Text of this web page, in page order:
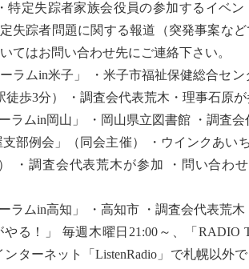
・特定失踪者家族会役員の参加するイベ
失踪者問題に関する報道（突発事案な
はお問い合わせ先にご連絡下さい。
ラムin米子」 ・米子市福祉保健総合セ
徒歩3分） ・調査会代表荒木・理事石原
ラムin岡山」 ・岡山県立図書館 ・調査会
部例会」（同会主催） ・ウインクあ
） ・調査会代表荒木が参加 ・問い合
ラムin高知」 ・高知市 ・調査会代表荒木
！」 毎週木曜日21:00～、「RADIO
ターネット「ListenRadio」で札幌以外